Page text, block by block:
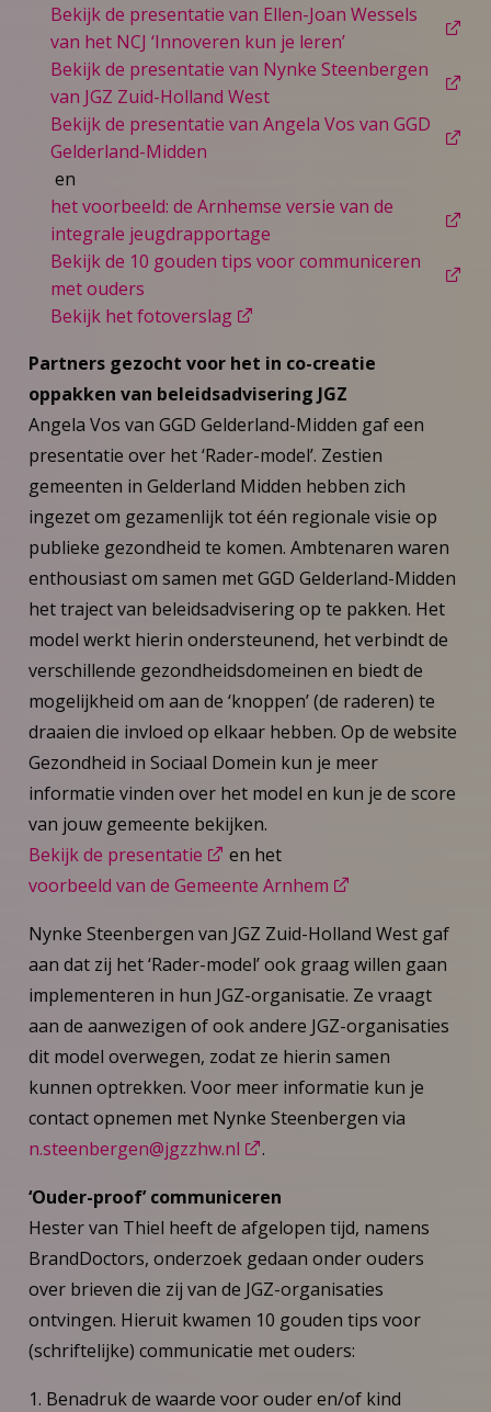
Bekijk de presentatie van Ellen-Joan Wessels
van het NCJ ‘Innoveren kun je leren’
Bekijk de presentatie van Nynke Steenbergen
van JGZ Zuid-Holland West
Bekijk de presentatie van Angela Vos van GGD
Gelderland-Midden
en
het voorbeeld: de Arnhemse versie van de
integrale jeugdrapportage
Bekijk de 10 gouden tips voor communiceren
met ouders
Bekijk het fotoverslag
Partners gezocht voor het in co-creatie
oppakken van beleidsadvisering JGZ
Angela Vos van GGD Gelderland-Midden gaf een
presentatie over het ‘Rader-model’. Zestien
gemeenten in Gelderland Midden hebben zich
ingezet om gezamenlijk tot één regionale visie op
publieke gezondheid te komen. Ambtenaren waren
enthousiast om samen met GGD Gelderland-Midden
het traject van beleidsadvisering op te pakken. Het
model werkt hierin ondersteunend, het verbindt de
verschillende gezondheidsdomeinen en biedt de
mogelijkheid om aan de ‘knoppen’ (de raderen) te
draaien die invloed op elkaar hebben. Op de website
Gezondheid in Sociaal Domein kun je meer
informatie vinden over het model en kun je de score
van jouw gemeente bekijken.
Bekijk de presentatie
en het
voorbeeld van de Gemeente Arnhem
Nynke Steenbergen van JGZ Zuid-Holland West gaf
aan dat zij het ‘Rader-model’ ook graag willen gaan
implementeren in hun JGZ-organisatie. Ze vraagt
aan de aanwezigen of ook andere JGZ-organisaties
dit model overwegen, zodat ze hierin samen
kunnen optrekken. Voor meer informatie kun je
contact opnemen met Nynke Steenbergen via
n.steenbergen@jgzzhw.nl
.
‘Ouder-proof’ communiceren
Hester van Thiel heeft de afgelopen tijd, namens
BrandDoctors, onderzoek gedaan onder ouders
over brieven die zij van de JGZ-organisaties
ontvingen. Hieruit kwamen 10 gouden tips voor
(schriftelijke) communicatie met ouders:
1. Benadruk de waarde voor ouder en/of kind